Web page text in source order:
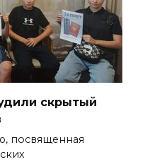
скрытый
посвященная